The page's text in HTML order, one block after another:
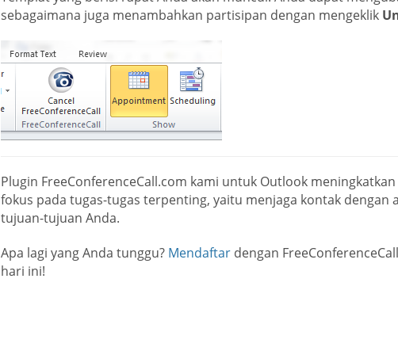
sebagaimana juga menambahkan partisipan dengan mengeklik
Plugin FreeConferenceCall.com kami untuk Outlook
fokus pada tugas-tugas terpenting, yaitu menjaga kontak dengan
tujuan-tujuan Anda.
Apa lagi yang Anda tunggu? Mendaftardengan
hari ini!